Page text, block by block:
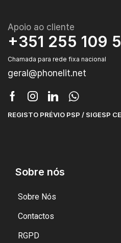
Apoio ao cliente
+351 255 109
Chamada para rede fixa nacional
geral@phonelit.net
REGISTO PRÉVIO PSP / SIGESP
Sobre nós
Sobre Nós
Contactos
RGPD